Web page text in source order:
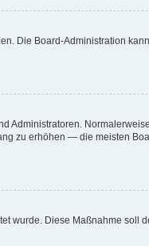
Die Board-Administration
Administratoren.
zu erhöhen — die meisten
wurde. Diese Maßnahme soll